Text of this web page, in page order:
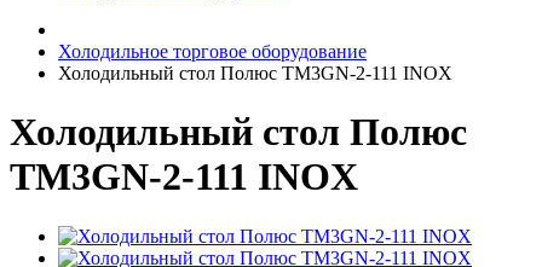
Холодильное торговое оборудование
Холодильный стол Полюс TM3GN-2-111 INOX
Холодильный стол Полюс
TM3GN-2-111 INOX